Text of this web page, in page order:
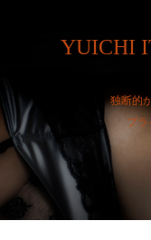
YUICHI
独断的
プ